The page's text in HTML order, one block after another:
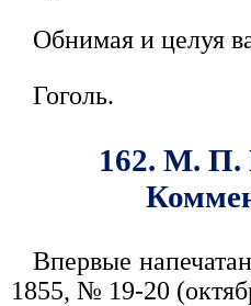
Обнимая и целуя
Гоголь.
162. М. П.
Впервые
1855, № 19-20